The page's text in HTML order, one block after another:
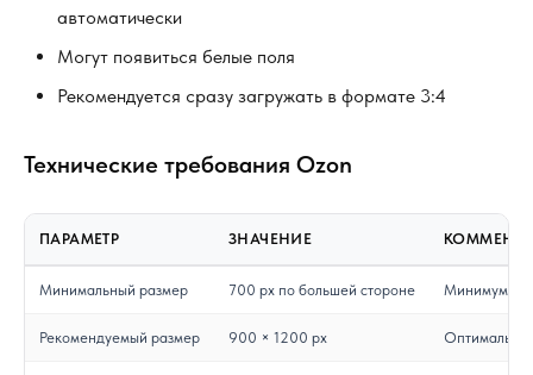
автоматически
Могут появиться белые поля
Рекомендуется сразу загружать в формате 3:4
Технические требования Ozon
ПАРАМЕТР ЗНАЧЕНИЕ
Минимальный размер 700 px по большей стороне Минимум
Рекомендуемый размер 900 × 1200 px Оптимально